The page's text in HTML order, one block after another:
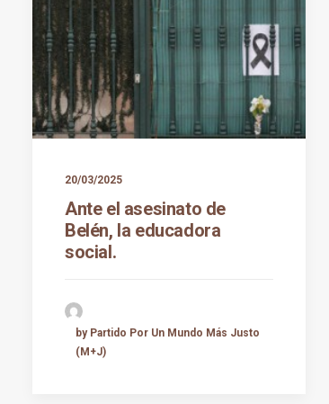
20/03/2025
Ante el asesinato de
Belén, la educadora
social.
by Partido Por Un Mundo Más Justo
(M+J)